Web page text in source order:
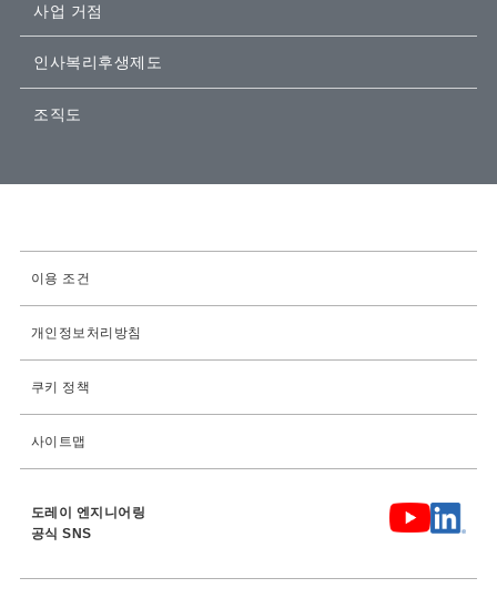
사업 거점
인사복리후생제도
조직도
이용 조건
개인정보처리방침
쿠키 정책
사이트맵
도레이 엔지니어링
공식 SNS